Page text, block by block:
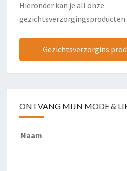
Hieronder kan je all onze
gezichtsverzorgingsproducten
Gezichtsverzorgins
ONTVANG MIJN MODE &
Naam